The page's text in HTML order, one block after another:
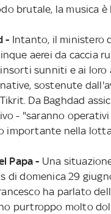
brutale, la musica è
- Intanto, il ministero
aerei da caccia
sunniti e ai
sostenute
Da Baghdad
- "saranno
importante nella
Papa - Una
di domenica 29
ha parlato
purtroppo molto